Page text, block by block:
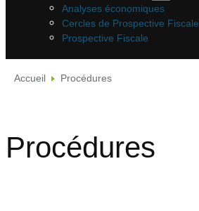
Analyses économiques
Cercles de Prospective Fiscale
Prospective Fiscale
Accueil Procédures
Procédures